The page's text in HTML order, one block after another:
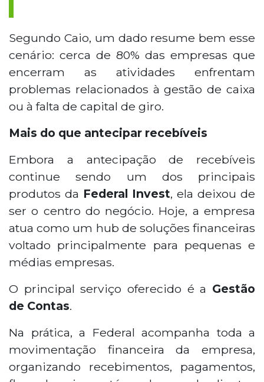
Segundo Caio, um dado resume bem esse
cenário: cerca de 80% das empresas que
encerram as atividades enfrentam
problemas relacionados à gestão de caixa
ou à falta de capital de giro.
Mais do que antecipar recebíveis
Embora a antecipação de recebíveis
continue sendo um dos principais
produtos da Federal Invest, ela deixou de
ser o centro do negócio. Hoje, a empresa
atua como um hub de soluções financeiras
voltado principalmente para pequenas e
médias empresas.
O principal serviço oferecido é a Gestão
de Contas.
Na prática, a Federal acompanha toda a
movimentação financeira da empresa,
organizando recebimentos, pagamentos,